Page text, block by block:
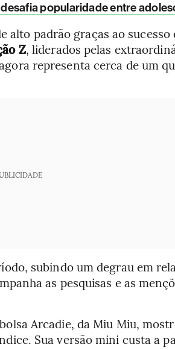
popularidade entre
alto padrão graças ao sucesso
Z, liderados pelas
representa cerca de um
subindo um degrau em
as pesquisas e as
Arcadie, da Miu Miu,
Sua versão mini custa a